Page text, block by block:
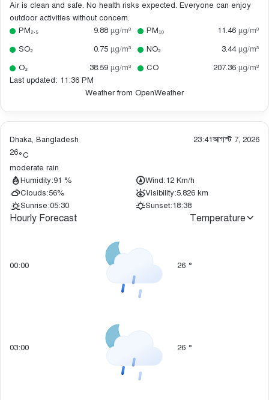
Air is clean and safe. No health risks expected. Everyone can enjoy
outdoor activities without concern.
PM₂.₅
9.88 µg/m³ PM₁₀ 11.46 µg/m³
SO₂
0.75 µg/m³ NO₂ 3.44 µg/m³
O₃
38.59 µg/m³ CO 207.36 µg/m³
Last updated: 11:36 PM
Weather from OpenWeather
Dhaka, Bangladesh 23:41আগস্ট 7, 2026
26°C
moderate rain
Humidity:91 % Wind:12 Km/h
Clouds:56% Visibility:5.826 km
Sunrise:05:30 Sunset:18:38
Hourly Forecast Temperature
00:00 26 °
03:00 26 °